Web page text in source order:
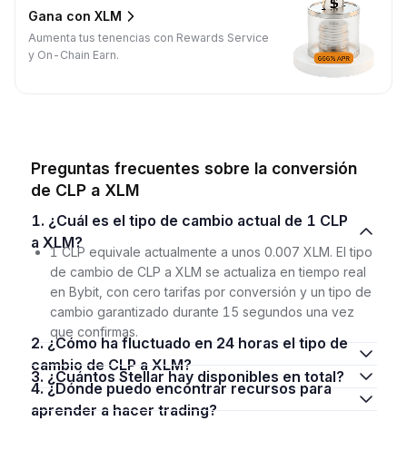
Gana con XLM
Aumenta tus tenencias con Rewards Service
y On-Chain Earn.
Preguntas frecuentes sobre la conversión
de CLP a XLM
1. ¿Cuál es el tipo de cambio actual de 1 CLP
a XLM?
1 CLP equivale actualmente a unos 0.007 XLM. El tipo
de cambio de CLP a XLM se actualiza en tiempo real
en Bybit, con cero tarifas por conversión y un tipo de
cambio garantizado durante 15 segundos una vez
que confirmas.
2. ¿Cómo ha fluctuado en 24 horas el tipo de
cambio de CLP a XLM?
3. ¿Cuántos Stellar hay disponibles en total?
4. ¿Dónde puedo encontrar recursos para
aprender a hacer trading?